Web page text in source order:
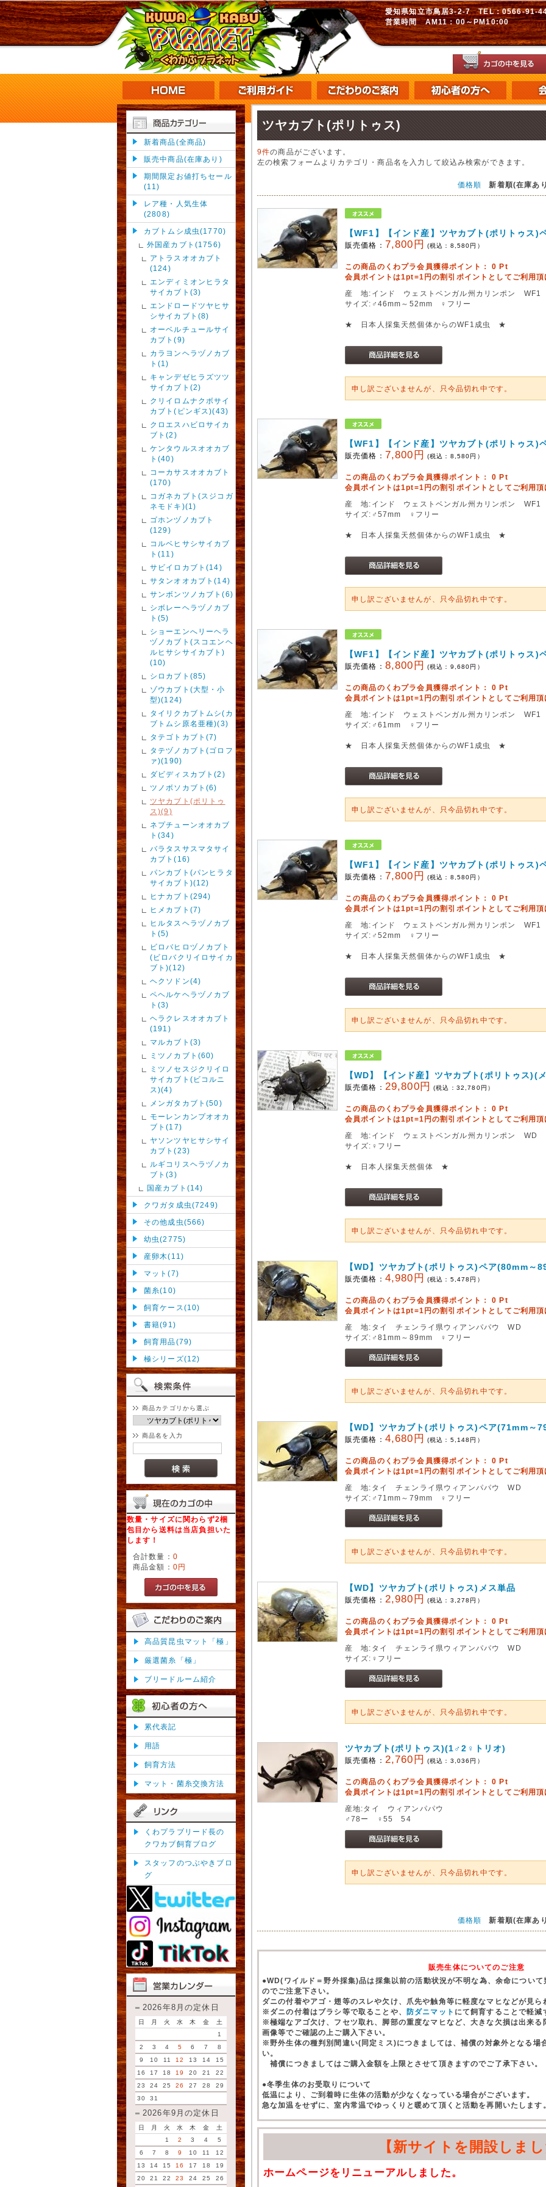
愛知県知立市鳥居3-2-7 TEL：0566-
営業時間 AM11：00～PM10:00
新着商品(全商品)
販売中商品(在庫あり)
期間限定お値打ちセール
(11)
レア種・人気生体
(2808)
カブトムシ成虫(1770)
外国産カブト(1756)
アトラスオオカブト
(124)
エンディミオンヒラタ
サイカブト(3)
エンドロードツヤヒサ
シサイカブト(8)
オーベルチュールサイ
カブト(9)
カラヨンヘラヅノカブ
ト(1)
キャンデゼヒラズツツ
サイカブト(2)
クリイロムナクボサイ
カブト(ピンギス)(43)
クロエスハビロサイカ
ブト(2)
ケンタウルスオオカブ
ト(40)
コーカサスオオカブト
(170)
コガネカブト(スジコガ
ネモドキ)(1)
ゴホンヅノカブト
(129)
コルベヒサシサイカブ
ト(11)
サビイロカブト(14)
サタンオオカブト(14)
サンボンツノカブト(6)
シボレーヘラヅノカブ
ト(5)
ショーエンへリーヘラ
ヅノカブト(スコエンヘ
ルヒサシサイカブト)
(10)
シロカブト(85)
ゾウカブト(大型・小
型)(124)
タイリクカブトムシ(カ
ブトムシ原名亜種)(3)
タテゴトカブト(7)
タテヅノカブト(ゴロフ
ァ)(190)
ダビディスカブト(2)
ツノボソカブト(6)
ツヤカブト(ポリトゥ
ス)(9)
ネプチューンオオカブ
ト(34)
バラタスサスマタサイ
カブト(16)
パンカブト(パンヒラタ
サイカブト)(12)
ヒナカブト(294)
ヒメカブト(7)
ヒルタスヘラヅノカブ
ト(5)
ビロバヒロヅノカブト
(ビロバクリイロサイカ
ブト)(12)
ヘクソドン(4)
ペヘルケヘラヅノカブ
ト(3)
ヘラクレスオオカブト
(191)
マルカブト(3)
ミツノカブト(60)
ミツノセスジクリイロ
サイカブト(ビコルニ
ス)(4)
メンガタカブト(50)
モーレンカンプオオカ
ブト(17)
ヤソンツヤヒサシサイ
カブト(23)
ルギコリスヘラヅノカ
ブト(3)
国産カブト(14)
クワガタ成虫(7249)
その他成虫(566)
幼虫(2775)
産卵木(11)
マット(7)
菌糸(10)
飼育ケース(10)
書籍(91)
飼育用品(79)
極シリーズ(12)
商品カテゴリから選ぶ
商品名を入力
数量・サイズに関わらず2梱
包目から送料は当店負担いた
します！
合計数量： 0
商品金額： 0円
高品質昆虫マット「極」
厳選菌糸「極」
ブリードルーム紹介
累代表記
用語
飼育方法
マット・菌糸交換方法
くわプラブリード長の
クワカブ飼育ブログ
スタッフのつぶやきブロ
グ
2026年8月の定休日
日 月 火 水 木 金
土
1
2
3 4 5 6 7
8
9
10 11 12 13 14
15
16
17 18 19 20 21
22
23
24 25 26 27 28
29
30
31
2026年9月の定休日
日 月 火 水 木 金
土
1
2 3 4
5
6
7 8 9 10 11
12
13
14 15 16 17 18
19
20
21 22 23 24 25 26
ツヤカブト(ポリトゥス)
9件の商品がございます。
左の検索フォームよりカテゴリ・商品名を入力して絞込み検索ができます。
価格順 新着順(在庫あ
【WF1】【インド産】ツヤカブト(ポリトゥス)
販売価格： 7,800円 (税込： 8,580円）
この商品のくわプラ会員獲得ポイント：0 Pt
会員ポイントは1pt=1円の割引ポイントとしてご利用頂
産 地:インド ウェストベンガル州カリンポン WF1
サイズ:♂46mm～52mm ♀フリー
★ 日本人採集天然個体からのWF1成虫 ★
申し訳ございませんが、只今品切れ中です。
【WF1】【インド産】ツヤカブト(ポリトゥス)
販売価格： 7,800円 (税込： 8,580円）
この商品のくわプラ会員獲得ポイント：0 Pt
会員ポイントは1pt=1円の割引ポイントとしてご利用頂
産 地:インド ウェストベンガル州カリンポン WF1
サイズ:♂57mm ♀フリー
★ 日本人採集天然個体からのWF1成虫 ★
申し訳ございませんが、只今品切れ中です。
【WF1】【インド産】ツヤカブト(ポリトゥス)
販売価格： 8,800円 (税込： 9,680円）
この商品のくわプラ会員獲得ポイント：0 Pt
会員ポイントは1pt=1円の割引ポイントとしてご利用頂
産 地:インド ウェストベンガル州カリンポン WF1
サイズ:♂61mm ♀フリー
★ 日本人採集天然個体からのWF1成虫 ★
申し訳ございませんが、只今品切れ中です。
【WF1】【インド産】ツヤカブト(ポリトゥス)
販売価格： 7,800円 (税込： 8,580円）
この商品のくわプラ会員獲得ポイント：0 Pt
会員ポイントは1pt=1円の割引ポイントとしてご利用頂
産 地:インド ウェストベンガル州カリンポン WF1
サイズ:♂52mm ♀フリー
★ 日本人採集天然個体からのWF1成虫 ★
申し訳ございませんが、只今品切れ中です。
【WD】【インド産】ツヤカブト(ポリトゥス)(
販売価格： 29,800円 (税込： 32,780円）
この商品のくわプラ会員獲得ポイント：0 Pt
会員ポイントは1pt=1円の割引ポイントとしてご利用頂
産 地:インド ウェストベンガル州カリンポン WD
サイズ:♀フリー
★ 日本人採集天然個体 ★
申し訳ございませんが、只今品切れ中です。
【WD】ツヤカブト(ポリトゥス)ペア(80mm～
販売価格： 4,980円 (税込： 5,478 円）
この商品のくわプラ会員獲得ポイント：0 Pt
会員ポイントは1pt=1円の割引ポイントとしてご利用頂
産 地:タイ チェンライ県ウィアンパパウ WD
サイズ:♂81mm～89mm ♀フリー
申し訳ございませんが、只今品切れ中です。
【WD】ツヤカブト(ポリトゥス)ペア(71mm～
販売価格： 4,680円 (税込： 5,148 円）
この商品のくわプラ会員獲得ポイント：0 Pt
会員ポイントは1pt=1円の割引ポイントとしてご利用頂
産 地:タイ チェンライ県ウィアンパパウ WD
サイズ:♂71mm～79mm ♀フリー
申し訳ございませんが、只今品切れ中です。
【WD】ツヤカブト(ポリトゥス)メス単品
販売価格： 2,980円 (税込： 3,278 円）
この商品のくわプラ会員獲得ポイント：0 Pt
会員ポイントは1pt=1円の割引ポイントとしてご利用頂
産 地:タイ チェンライ県ウィアンパパウ WD
サイズ:♀フリー
申し訳ございませんが、只今品切れ中です。
ツヤカブト(ポリトゥス)(1♂2♀トリオ)
販売価格： 2,760円 (税込： 3,036 円）
この商品のくわプラ会員獲得ポイント：0 Pt
会員ポイントは1pt=1円の割引ポイントとしてご利用頂
産地:タイ ウィアンパパウ
♂78ー ♀55 54
申し訳ございませんが、只今品切れ中です。
価格順 新着順(在庫あ
販売生体についてのご注意
●WD(ワイルド＝野外採集)品は採集以前の活動状況が不明な為、余命につい
のでご注意下さい。
ダニの付着やアゴ・翅等のスレや欠け、爪先や触角等に軽度なマヒなどが見ら
※ダニの付着はブラシ等で取ることや、 防ダニマット にて飼育することで軽減
※極端なアゴ欠け、フセツ取れ、脚部の重度なマヒなど、大きな欠損は出来る
画像等でご確認の上ご購入下さい。
※野外生体の種判別間違い(同定ミス)につきましては、補償の対象外となる場
い。
補償につきましてはご購入金額を上限とさせて頂きますのでご了承下さい。
●冬季生体のお受取りについて
低温により、ご到着時に生体の活動が少なくなっている場合がございます。
急な加温をせずに、室内常温でゆっくりと暖めて頂くと活動を再開いたします
【新サイトを開設しまし
ホームページをリニューアルしました。